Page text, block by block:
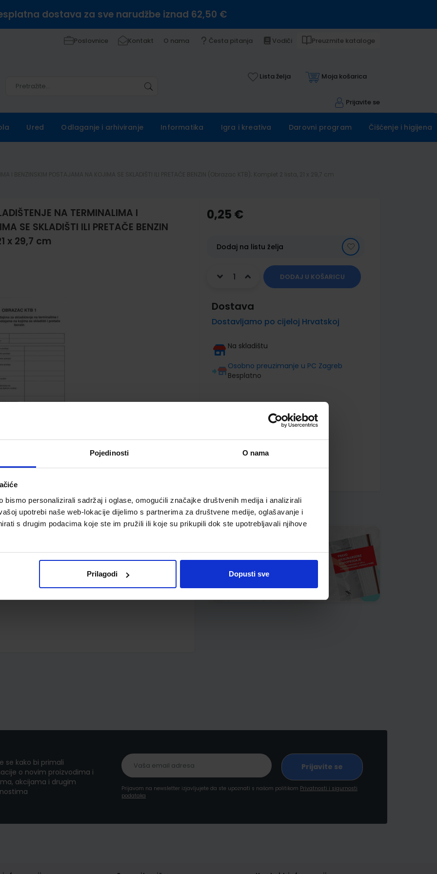
Pojedinosti O nama
bismo personalizirali sadržaj i oglase, omogućili značajke društvenih medija i analizirali
upotrebi naše web-lokacije dijelimo s partnerima za društvene medije, oglašavanje i
s drugim podacima koje ste im pružili ili koje su prikupili dok ste upotrebljavali njihove
Prilagodi Dopusti sve
dostava za sve narudžbe iznad 62,50 €
Poslovnice Kontakt O nama Česta pitanja Vodiči Preuzmite kataloge
Lista želja Moja košarica
Prijavite se
Ured Odlaganje i arhiviranje Informatika Igra i kreativa Darovni program Čišćenje i higijena
NA TERMINALIMA I
SE SKLADIŠTI ILI PRETAČE BENZIN
x 29,7 cm
0,25 €
Dodaj na listu želja
DODAJ U KOŠARICU
Dostava
Dostavljamo po cijeloj Hrvatskoj
Na skladištu
Osobno preuzimanje u PC Zagreb
Besplatno
I BENZINSKIM POSTAJAMA NA KOJIMA SE
2 lista, 21 x 29,7 cm
se kako bi primali
o novim proizvodima i
akcijama i drugim
Prijavom na newsletter izjavljujete da ste upoznati s našom politikom Privatnosti i sigurnosti
podataka